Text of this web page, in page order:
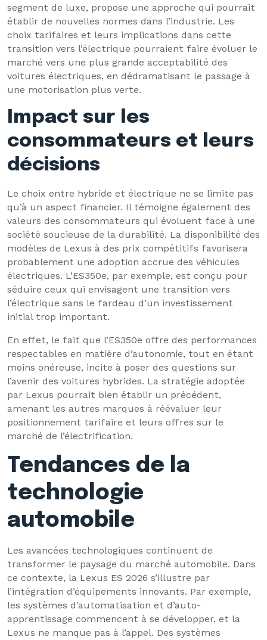
segment de luxe, propose une approche qui pourrait
établir de nouvelles normes dans l’industrie. Les
choix tarifaires et leurs implications dans cette
transition vers l’électrique pourraient faire évoluer le
marché vers une plus grande acceptabilité des
voitures électriques, en dédramatisant le passage à
une motorisation plus verte.
Impact sur les
consommateurs et leurs
décisions
Le choix entre hybride et électrique ne se limite pas
qu’à un aspect financier. Il témoigne également des
valeurs des consommateurs qui évoluent face à une
société soucieuse de la durabilité. La disponibilité des
modèles de Lexus à des prix compétitifs favorisera
probablement une adoption accrue des véhicules
électriques. L’ES350e, par exemple, est conçu pour
séduire ceux qui envisagent une transition vers
l’électrique sans le fardeau d’un investissement
initial trop important.
En effet, le fait que l’ES350e offre des performances
respectables en matière d’autonomie, tout en étant
moins onéreuse, incite à poser des questions sur
l’avenir des voitures hybrides. La stratégie adoptée
par Lexus pourrait bien établir un précédent,
amenant les autres marques à réévaluer leur
positionnement tarifaire et leurs offres sur le
marché de l’électrification.
Tendances de la
technologie
automobile
Les avancées technologiques continuent de
transformer le paysage du marché automobile. Dans
ce contexte, la Lexus ES 2026 s’illustre par
l’intégration d’équipements innovants. Par exemple,
les systèmes d’automatisation et d’auto-
apprentissage commencent à se développer, et la
Lexus ne manque pas à l’appel. Des systèmes